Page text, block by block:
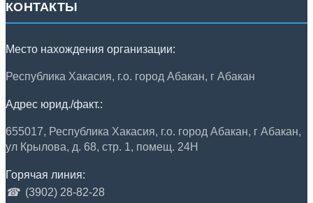
КОНТАКТЫ
Место нахождения организации:
Республика Хакасия, г.о. город Абакан, г Абакан
Адрес юрид./факт.:
655017, Республика Хакасия, г.о. город Абакан, г Абакан,
ул Крылова, д. 68, стр. 1, помещ. 24Н
Горячая линия:
☎ (3902) 28-82-28